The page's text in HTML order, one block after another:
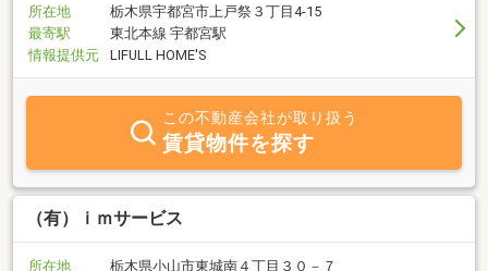
所在地
栃木県宇都宮市上戸祭３丁目4-15
最寄駅
東北本線 宇都宮駅
情報提供元
LIFULL HOME'S
この不動産会社が取り扱う
賃貸物件を探す
（有）ｉｍサービス
所在地
栃木県小山市東城南４丁目３０－７